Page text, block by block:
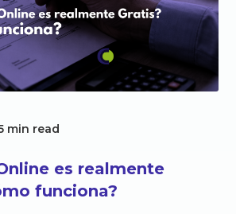
min read
es realmente
funciona?